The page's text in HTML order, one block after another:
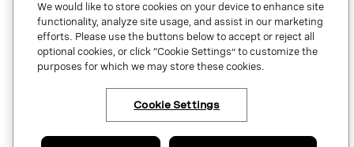
Copyright © 2026 Vonage. All rights reserved. VONAGE®, the V logo (
and other Vonage marks are registered trademarks of Vonage or its affiliates
in the United States and other countries.
We would like to store cookies on your device to enhance site
functionality, analyze site usage, and assist in our marketing
efforts. Please use the buttons below to accept or reject all
optional cookies, or click “Cookie Settings” to customize the
purposes for which we may store these cookies.
Cookie Settings